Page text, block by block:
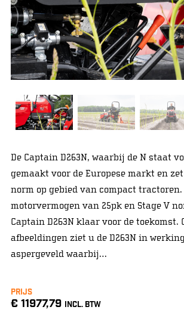
De Captain D263N, waarbij de N staat
gemaakt voor de Europese markt en
norm op gebied van compact tractoren.
motorvermogen van 25pk en Stage V
Captain D263N klaar voor de toekomst.
afbeeldingen ziet u de D263N in
aspergeveld waarbij…
Prijs
€ 11977,79 INCL. BTW